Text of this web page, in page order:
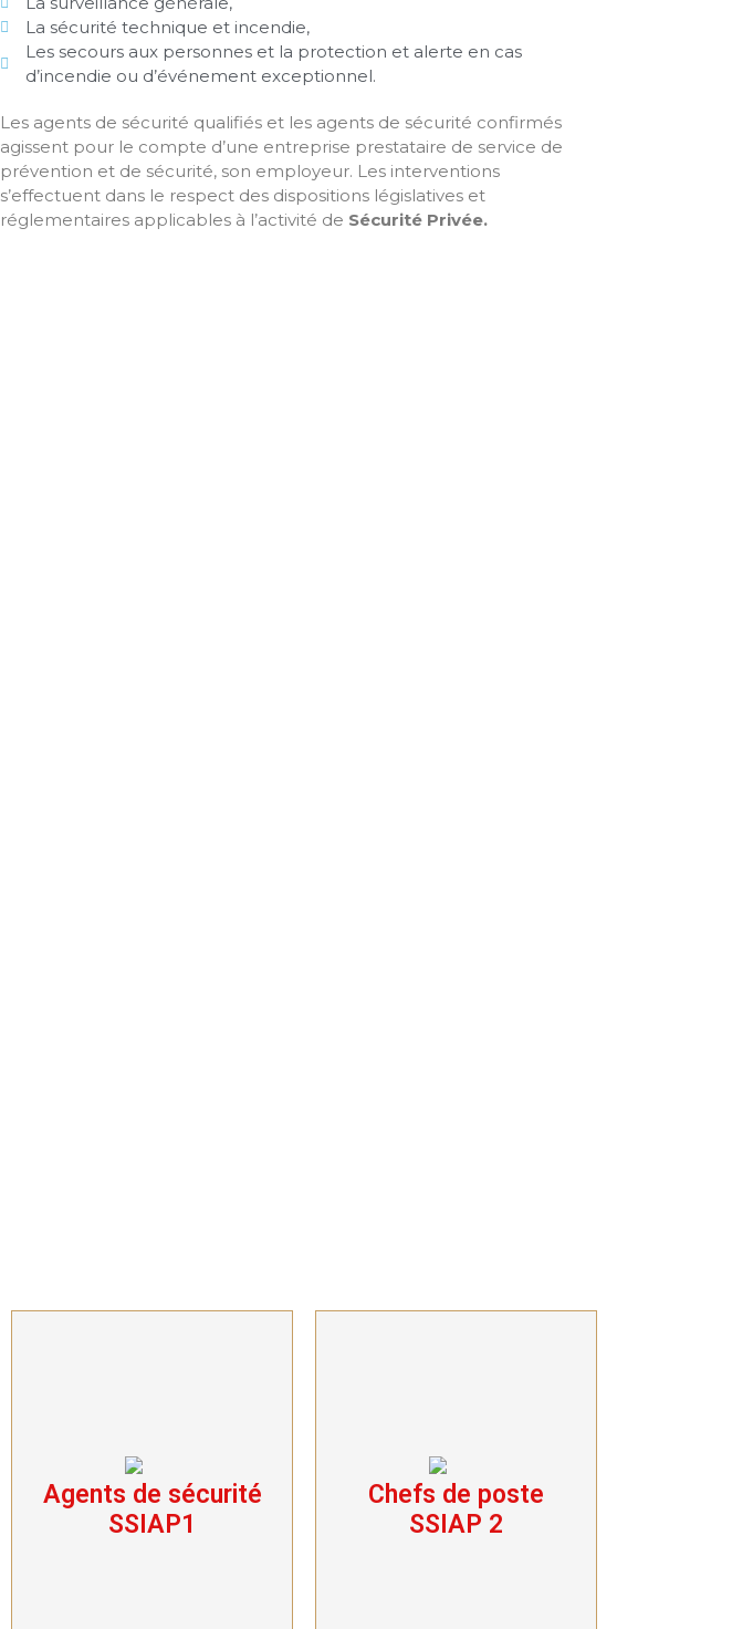
La sécurité technique et incendie,
Les secours aux personnes et la protection et alerte en cas
d’incendie ou d’événement exceptionnel.
Les agents de sécurité qualifiés et les agents de sécurité confirmés
agissent pour le compte d’une entreprise prestataire de service de
prévention et de sécurité, son employeur. Les interventions
s’effectuent dans le respect des dispositions législatives et
réglementaires applicables à l’activité de Sécurité Privée.
Agents de sécurité
SSIAP1
Agents de sécurité
SSIAP1
Chefs de poste
SSIAP 2
Chefs de poste
SSIAP 2